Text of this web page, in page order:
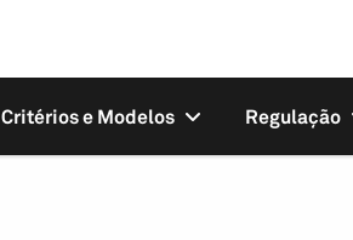
Critérios e Modelos Regulação